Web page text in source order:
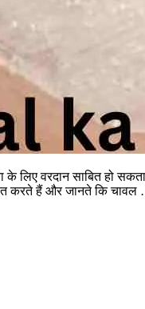
वरदान साबित हो
करते हैं और जानते कि चावल